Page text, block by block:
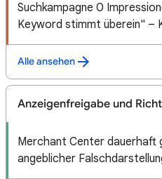
Suchkampagne 0
Keyword stimmt überein" –
Alle ansehen
Anzeigenfreigabe und
Merchant Center dauerhaft
angeblicher